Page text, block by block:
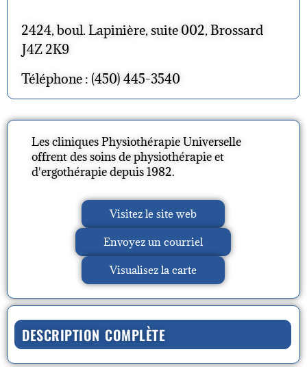
2424, boul. Lapinière, suite 002, Brossard
J4Z 2K9
Téléphone : (450) 445-3540
Les cliniques Physiothérapie Universelle
offrent des soins de physiothérapie et
d'ergothérapie depuis 1982.
Visitez le site web
Envoyez un courriel
Visualisez la carte
DESCRIPTION COMPLÈTE